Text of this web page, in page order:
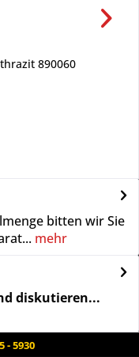
890060
bitten wir Sie
mehr
diskutieren...
- 5930